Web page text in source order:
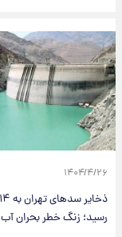
۱۴۰۴/۴/۲۶
رسید؛ زنگ خطر بحران آب